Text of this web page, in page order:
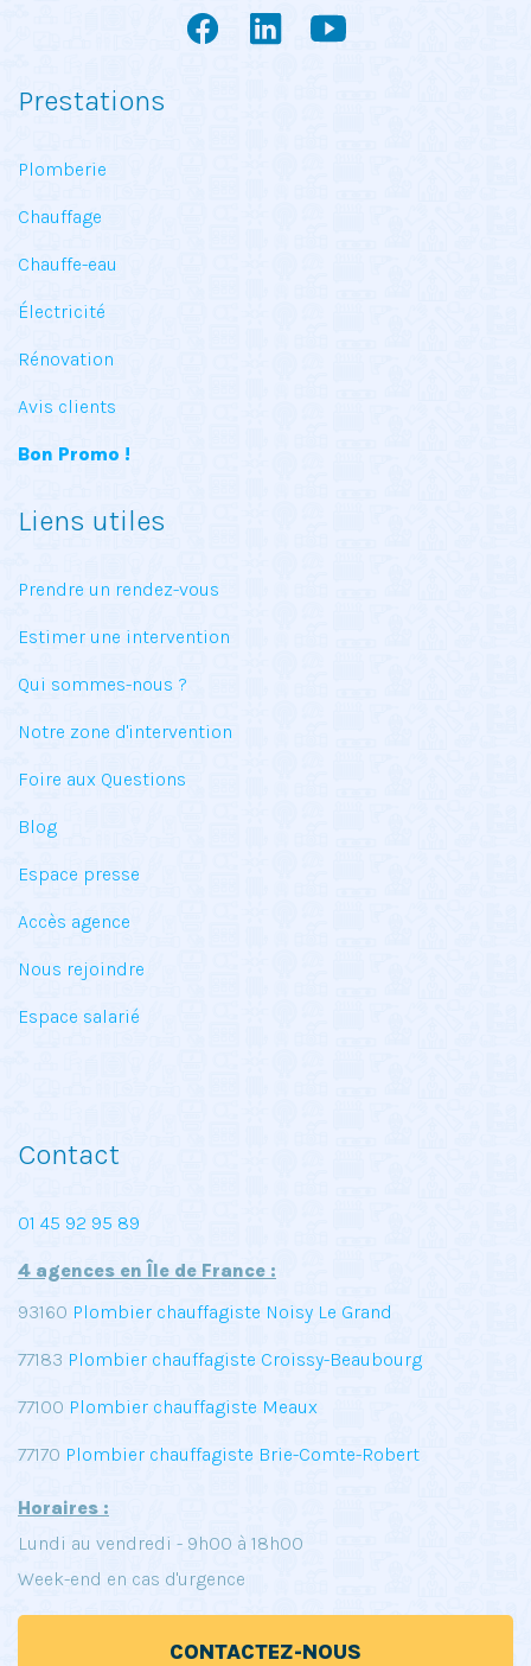
Prestations
Plomberie
Chauffage
Chauffe-eau
Électricité
Rénovation
Avis clients
Bon Promo !
Liens utiles
Prendre un rendez-vous
Estimer une intervention
Qui sommes-nous ?
Notre zone d'intervention
Foire aux Questions
Blog
Espace presse
Accès agence
Nous rejoindre
Espace salarié
Contact
01 45 92 95 89
4 agences en Île de France :
93160 Plombier chauffagiste Noisy Le Grand
77183 Plombier chauffagiste Croissy-Beaubourg
77100 Plombier chauffagiste Meaux
77170 Plombier chauffagiste Brie-Comte-Robert
Horaires :
Lundi au vendredi - 9h00 à 18h00
Week-end en cas d'urgence
CONTACTEZ-NOUS